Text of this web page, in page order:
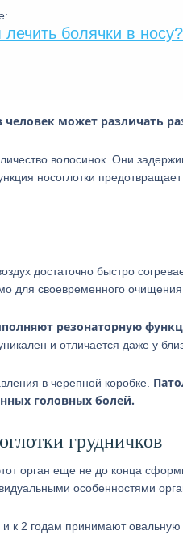
болячки в носу?
может различать
волосинок. Они
носоглотки
достаточно быстро
для своевременного очищения
резонаторную
и отличается даже у
в черепной коробке.
головных болей.
грудничков
орган еще не до конца
особенностями
и к 2 годам принимают